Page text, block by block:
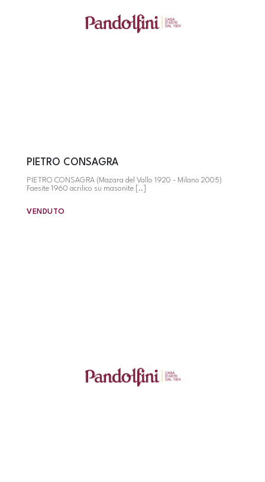
PIETRO CONSAGRA
PIETRO CONSAGRA (Mazara del Vallo 1920 - Milano 2005)
Faesite 1960 acrilico su masonite [..]
VENDUTO